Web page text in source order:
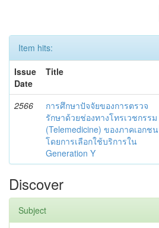
Item hits:
Issue
Date
Title
2566
การศึกษาปัจจัยของการตรวจ
รักษาด้วยช่องทางโทรเวชกรรม
(Telemedicine) ของภาคเอกชน
โดยการเลือกใช้บริการใน
Generation Y
Discover
Subject